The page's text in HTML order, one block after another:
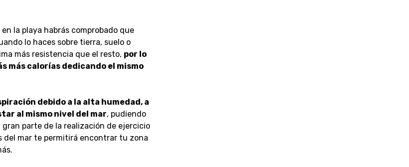
la playa habrás comprobado que
lo haces sobre tierra, suelo o
más resistencia que el resto, por lo
más calorías dedicando el mismo
debido a la alta humedad, a
al mismo nivel del mar, pudiendo
parte de la realización de ejercicio
del mar te permitirá encontrar tu zona